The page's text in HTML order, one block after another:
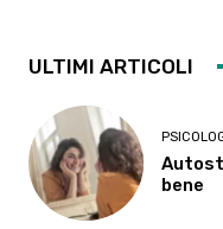
ULTIMI ARTICOLI
bene